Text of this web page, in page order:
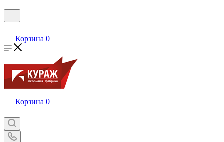
Корзина 0
Корзина 0